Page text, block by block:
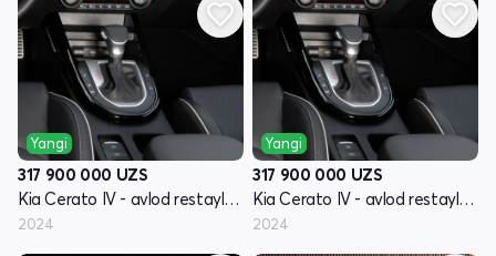
Yangi
317 900 000 UZS
Kia Cerato IV - avlod restayling
2024
Yangi
317 900 000 UZS
Kia Cerato IV - avlod restayling
2024